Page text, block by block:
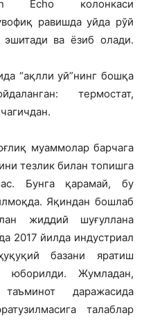
Echo колонкаси
равишда уйда рўй
эшитади ва ёзиб олади.
“ақлли уй”нинг бошқа
термостат,
муаммолар барчага
тезлик билан топишга
Бунга қарамай, бу
Яқиндан бошлаб
жиддий шуғуллана
2017 йилда индустриал
базани яратиш
юборилди. Жумладан,
даражасида
талаблар